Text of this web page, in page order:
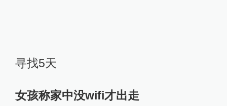
寻找5天
女孩称家中没wifi才出走